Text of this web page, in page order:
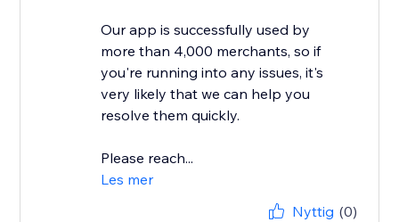
Our app is successfully used by
more than 4,000 merchants, so if
you're running into any issues, it's
very likely that we can help you
resolve them quickly.
Please reach...
Les mer
Nyttig (0)